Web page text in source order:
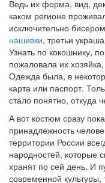
Ведь их форма, вид,
каком регионе
исключительно
нашивки, третьи
Узнать по кокошнику,
пожаловала их
Одежда была, в
карта или паспорт.
стало понятно, откуда
А вот костюм сразу
принадлежность
территории России
народностей, которые
хранят по сей день. И
современной